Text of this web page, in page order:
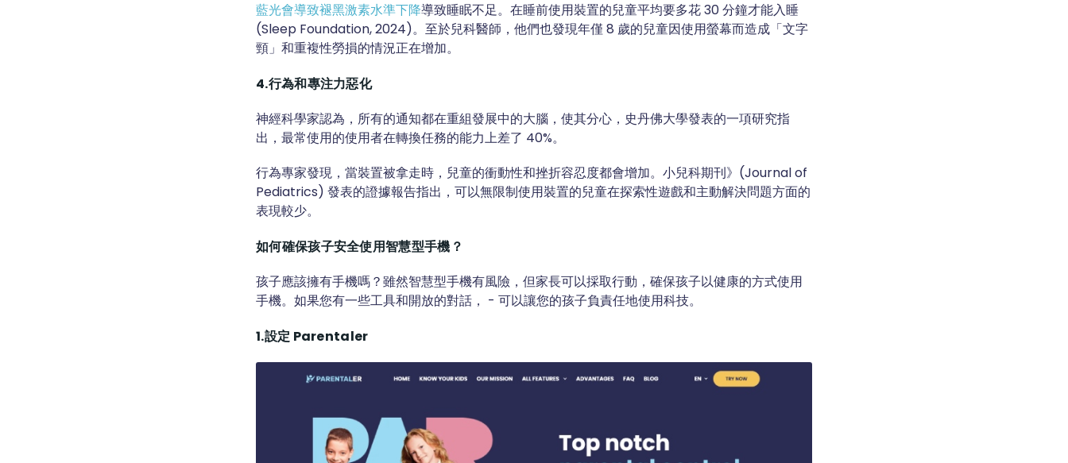
藍光會導致褪黑激素水準下降導致睡眠不足。在睡前使用裝置的兒童平均要多花 30 分鐘才能入睡
(Sleep Foundation, 2024)。至於兒科醫師，他們也發現年僅 8 歲的兒童因使用螢幕而造成「文字
頸」和重複性勞損的情況正在增加。
4.行為和專注力惡化
神經科學家認為，所有的通知都在重組發展中的大腦，使其分心，史丹佛大學發表的一項研究指
出，最常使用的使用者在轉換任務的能力上差了 40%。
行為專家發現，當裝置被拿走時，兒童的衝動性和挫折容忍度都會增加。小兒科期刊》(Journal of
Pediatrics) 發表的證據報告指出，可以無限制使用裝置的兒童在探索性遊戲和主動解決問題方面的
表現較少。
如何確保孩子安全使用智慧型手機？
孩子應該擁有手機嗎？雖然智慧型手機有風險，但家長可以採取行動，確保孩子以健康的方式使用
手機。如果您有一些工具和開放的對話， - 可以讓您的孩子負責任地使用科技。
1.設定 Parentaler